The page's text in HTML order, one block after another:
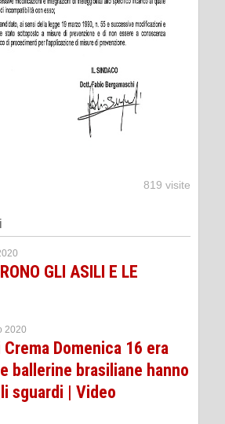
819 visite
GLI ASILI E LE
2020
Domenica 16 era
ballerine brasiliane hanno
sguardi | Video